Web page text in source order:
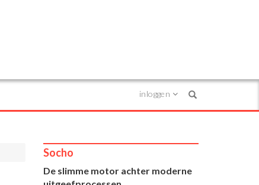
inloggen
Socho
De slimme motor achter moderne